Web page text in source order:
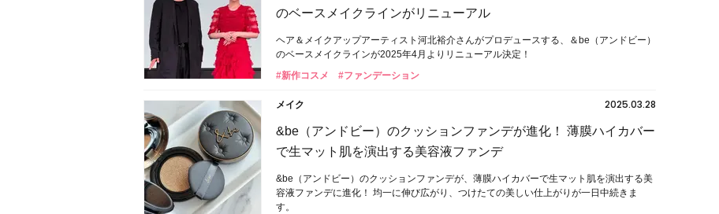
のベースメイクラインがリニューアル
ヘア＆メイクアップアーティスト河北裕介さんがプロデュースする、＆be（アンドビー）
のベースメイクラインが2025年4月よりリニューアル決定！
#新作コスメ
#ファンデーション
メイク
2025.03.28
&be（アンドビー）のクッションファンデが進化！ 薄膜ハイカバー
で生マット肌を演出する美容液ファンデ
&be（アンドビー）のクッションファンデが、薄膜ハイカバーで生マット肌を演出する美
容液ファンデに進化！ 均一に伸び広がり、つけたての美しい仕上がりが一日中続きま
す。